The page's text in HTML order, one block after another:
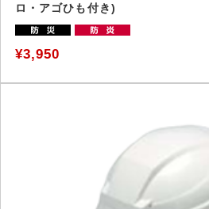
ロ・アゴひも付き)
¥3,950